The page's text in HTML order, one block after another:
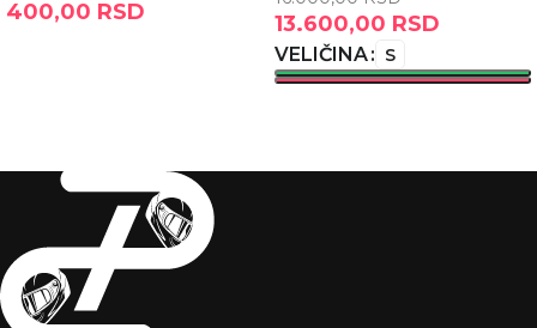
400,00 RSD 13.600,00 RSD
VELIČINA S